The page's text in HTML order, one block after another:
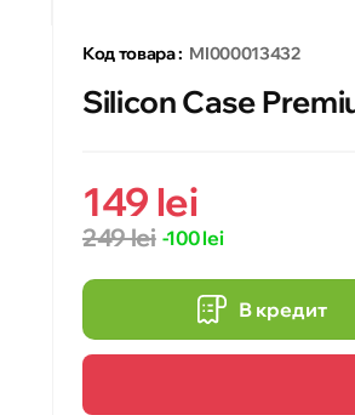
Код товара : MI000013432
Silicon Case
149 lei
249 lei -100 lei
В кредит